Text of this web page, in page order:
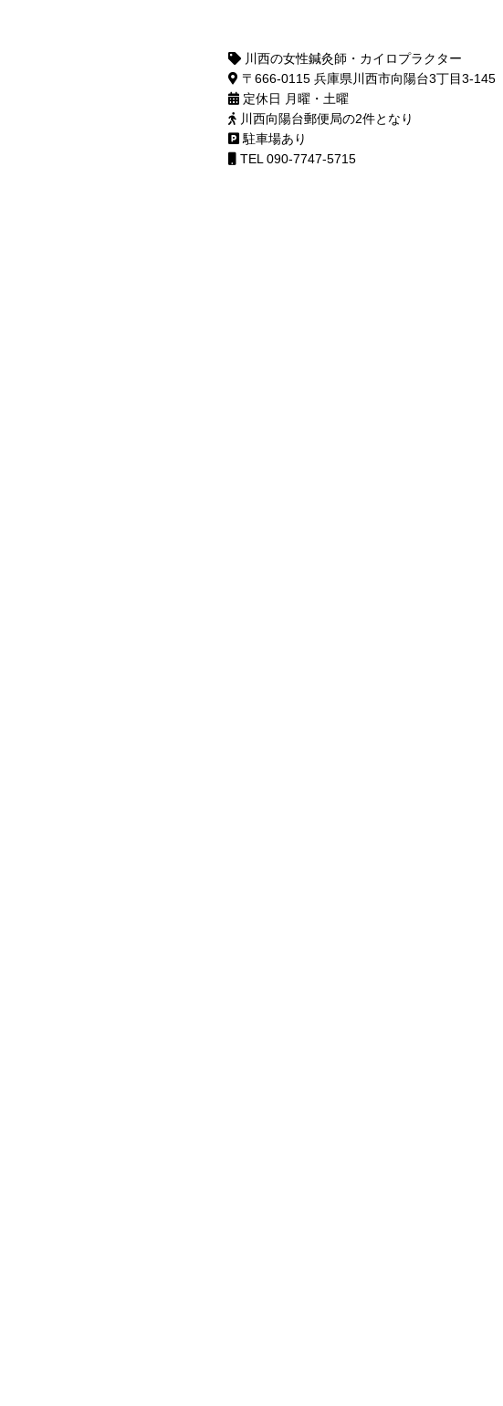
川西の女性鍼灸師・カイロプラクター
〒666-0115 兵庫県川西市向陽台3丁目3-145
定休日 月曜・土曜
川西向陽台郵便局の2件となり
駐車場あり
TEL 090-7747-5715